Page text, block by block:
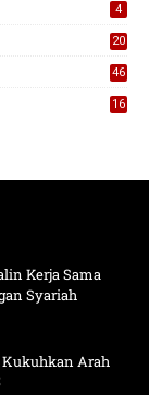
4
20
46
16
Kerja Sama
Syariah
Arah